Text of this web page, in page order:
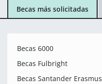
Becas más solicitadas
Becas 6000
Becas Fulbright
Becas Santander Erasmus